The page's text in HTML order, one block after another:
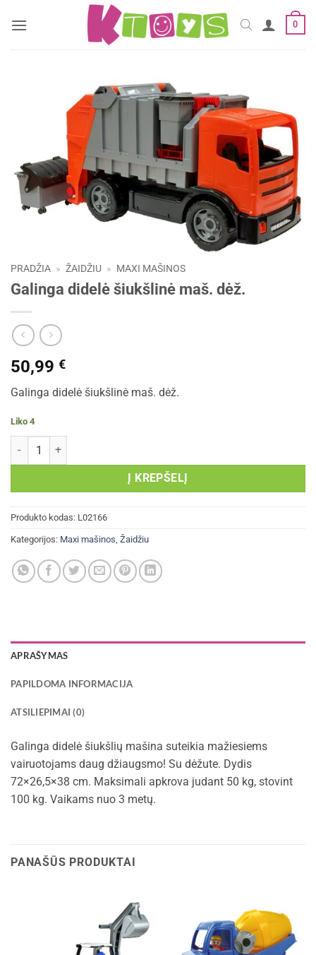
0
PRADŽIA » ŽAIDŽIU » MAXI MAŠINOS
Galinga didelė šiukšlinė maš. dėž.
50,99 €
Galinga didelė šiukšlinė maš. dėž.
Liko 4
produkto kiekis: Galinga didelė šiukšlinė maš. dėž.
Į KREPŠELĮ
Produkto kodas: L02166
Kategorijos: Maxi mašinos, Žaidžiu
APRAŠYMAS
PAPILDOMA INFORMACIJA
ATSILIEPIMAI (0)
Galinga didelė šiukšlių mašina suteikia mažiesiems
vairuotojams daug džiaugsmo! Su dėžute. Dydis
72×26,5×38 cm. Maksimali apkrova judant 50 kg, stovint
100 kg. Vaikams nuo 3 metų.
PANAŠŪS PRODUKTAI